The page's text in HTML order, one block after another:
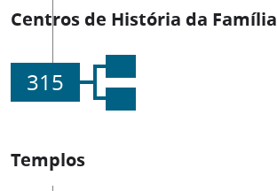
Centros de História da Família
315
Templos